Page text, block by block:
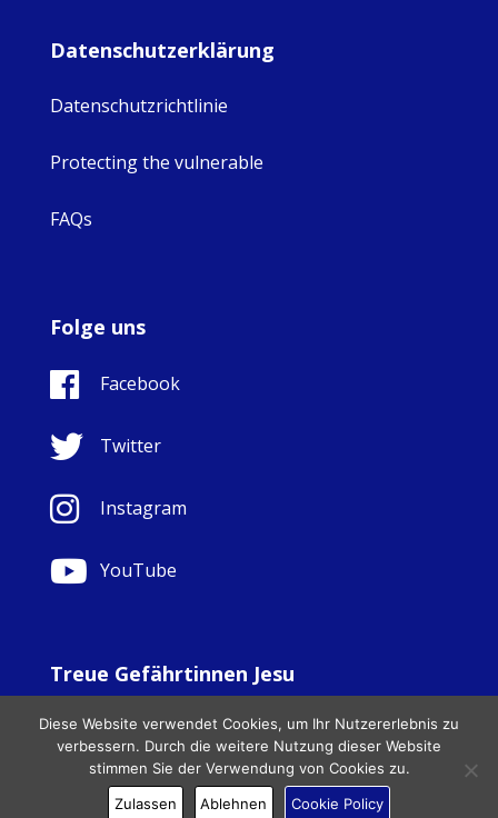
Datenschutzerklärung
Datenschutzrichtlinie
Protecting the vulnerable
FAQs
Folge uns
Facebook
Twitter
Instagram
YouTube
Treue Gefährtinnen Jesu
All Rights Reserved. - Website development byTotally|
Charity Web Design
Diese Website verwendet Cookies, um Ihr Nutzererlebnis zu
verbessern. Durch die weitere Nutzung dieser Website
stimmen Sie der Verwendung von Cookies zu.
Zulassen
Ablehnen Cookie Policy